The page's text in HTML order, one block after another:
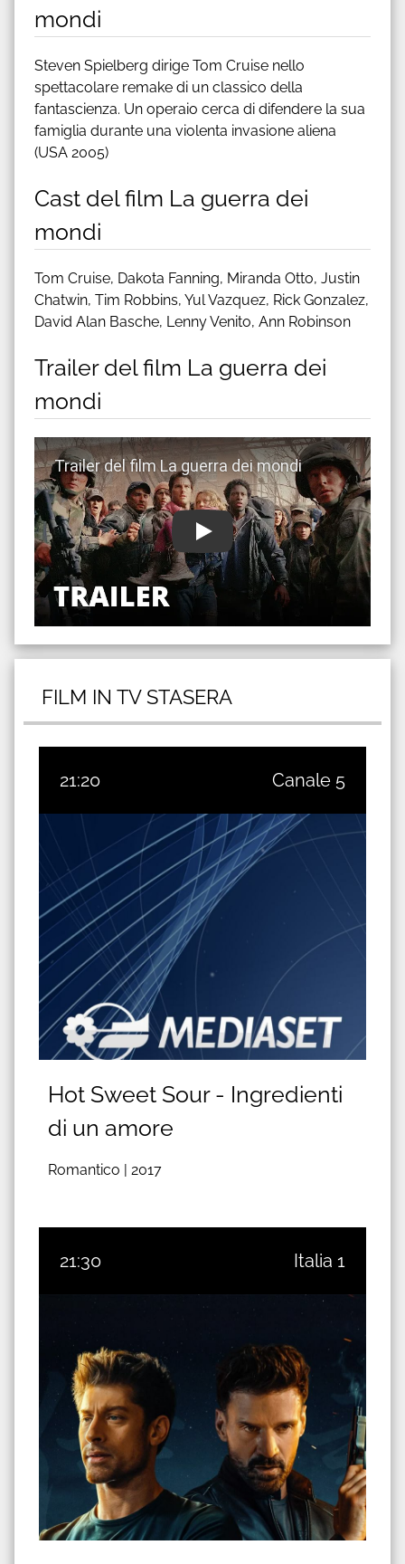
mondi
Steven Spielberg dirige Tom Cruise nello
spettacolare remake di un classico della
fantascienza. Un operaio cerca di difendere la sua
famiglia durante una violenta invasione aliena
(USA 2005)
Cast del film La guerra dei
mondi
Tom Cruise, Dakota Fanning, Miranda Otto, Justin
Chatwin, Tim Robbins, Yul Vazquez, Rick Gonzalez,
David Alan Basche, Lenny Venito, Ann Robinson
Trailer del film La guerra dei
mondi
Guarda trailer del film La guerra dei mondi
FILM IN TV STASERA
21:20 Canale 5
Hot Sweet Sour - Ingredienti
di un amore
Romantico | 2017
21:30 Italia 1